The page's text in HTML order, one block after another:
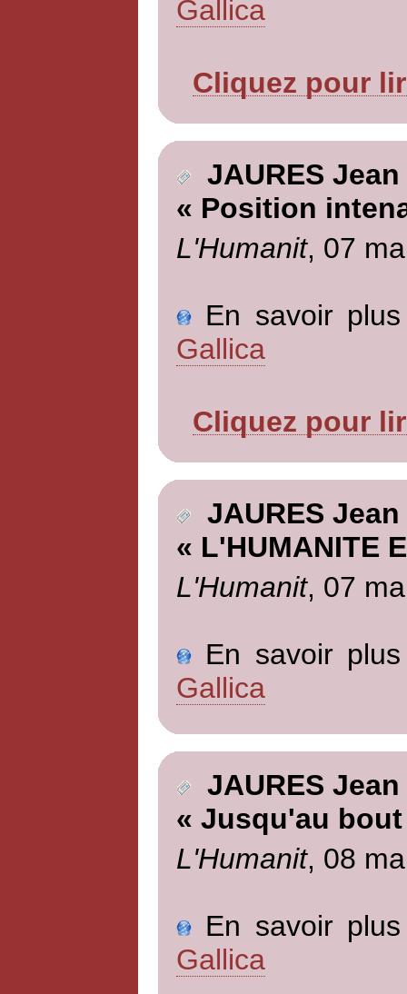
Gallica
Cliquez pour
JAURES Jean
« Position
L'Humanit, 07
En savoir
Gallica
Cliquez pour
JAURES Jean
« L'HUMANITE
L'Humanit, 07
En savoir
Gallica
JAURES Jean
« Jusqu'au bout
L'Humanit, 08
En savoir
Gallica